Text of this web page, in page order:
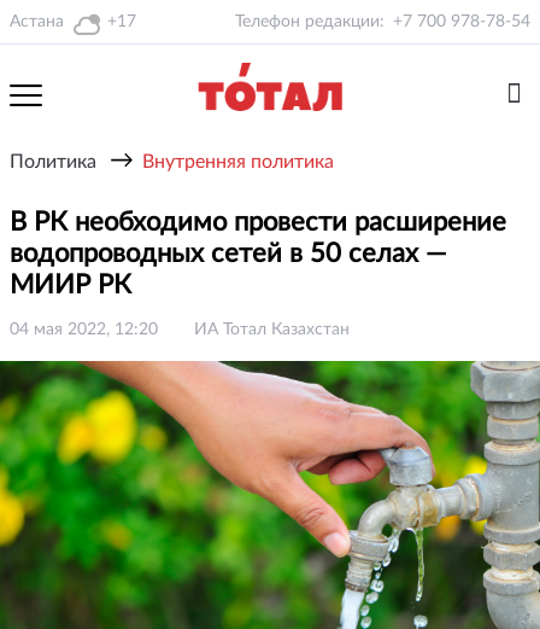
Астана +17 Телефон редакции: +7 700 978-78-54
Политика → Внутренняя политика
В РК необходимо провести расширение
водопроводных сетей в 50 селах —
МИИР РК
04 мая 2022, 12:20 ИА Тотал Казахстан